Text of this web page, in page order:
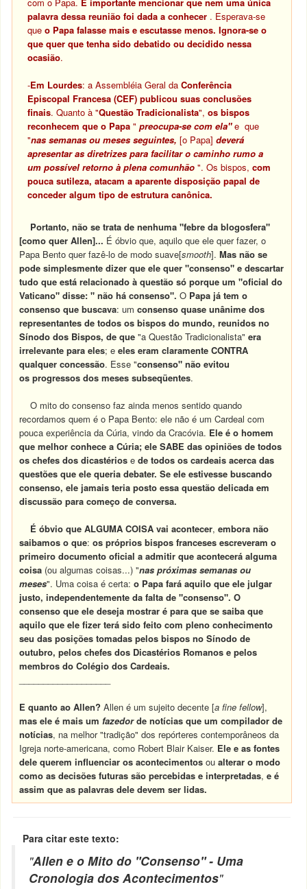
palavra dessa reunião foi dada a conhecer . Esperava-se
queo Papa falasse mais e escutasse menos. Ignora-se o
que quer que tenha sido debatido ou decidido nessa
ocasião.
-Em Lourdes: a Assembléia Geral daConferência
Episcopal Francesa(CEF) publicou suasconclusões
finais. Quanto à "Questão Tradicionalista",os bispos
reconhecem que o Papa" preocupa-se com ela"e que
"nas semanas ou meses seguintes, [o Papa]deverá
apresentar as diretrizes para facilitar o caminho rumo a
um possível retorno à plena comunhão". Os bispos,com
pouca sutileza, atacam a aparente disposição papal de
conceder algum tipo de estrutura canônica.
Portanto, não se trata de nenhuma "febre da blogosfera"
[como quer Allen]... É óbvio que, aquilo que ele quer fazer, o
Papa Bento quer fazê-lo de modo suave[smooth].Mas não se
pode simplesmente dizer que ele quer "consenso" e descartar
tudo que está relacionado à questão só porque um "oficial do
Vaticano" disse: " não há consenso". O Papa já tem o
consenso que buscava: umconsenso quase unânime dos
representantes de todos os bispos do mundo, reunidos no
Sínodo dos Bispos, de que"a Questão Tradicionalista"era
irrelevante para eles; eeles eram claramenteCONTRA
qualquer concessão. Esse "consenso" não evitou
os progressos dos meses subseqüentes.
O mito do consenso faz ainda menos sentido quando
recordamos quem é o Papa Bento: ele não é um Cardeal com
pouca experiência da Cúria, vindo da Cracóvia. Ele é o homem
que melhor conhece a Cúria; ele SABE das opiniões de todos
os chefes dos dicastériosede todos os cardeais acerca das
questões que ele queria debater. Se ele estivesse buscando
consenso, ele jamais teria posto essa questão delicada em
discussão para começo de conversa.
É óbvio que ALGUMA COISA vai acontecer,embora não
saibamos o que:os próprios bispos franceses escreveram o
primeiro documento oficial a admitir que acontecerá alguma
coisa (ou algumas coisas...) "nas próximas semanas ou
meses". Uma coisa é certa:o Papa fará aquilo que ele julgar
justo, independentemente da falta de "consenso".O
consenso que ele deseja mostrar é para que se saiba que
aquilo que ele fizer terá sido feito com pleno conhecimento
seu das posições tomadas pelos bispos no Sínodo de
outubro, pelos chefes dos Dicastérios Romanos e pelos
membros do Colégio dos Cardeais.
E quanto ao Allen? Allen é um sujeito decente [a fine fellow],
mas ele é mais umfazedorde notícias que um compilador de
notícias, na melhor "tradição" dos repórteres contemporâneos da
Igreja norte-americana, como Robert Blair Kaiser. Ele e as fontes
dele querem influenciar os acontecimentosoualterar o modo
como as decisões futuras são percebidas e interpretadas, e é
assim que as palavras dele devem ser lidas.
Para citar este texto:
"Allen e o Mito do "Consenso" - Uma
Cronologia dos Acontecimentos"